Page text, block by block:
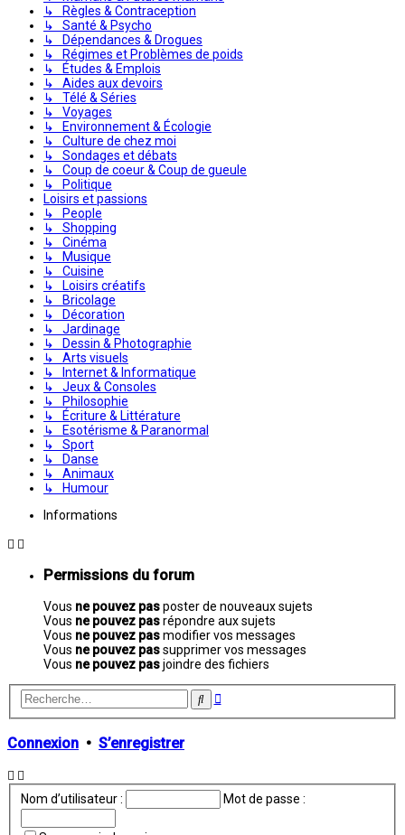
↳ Règles & Contraception
↳ Santé & Psycho
↳ Dépendances & Drogues
↳ Régimes et Problèmes de poids
↳ Études & Emplois
↳ Aides aux devoirs
↳ Télé & Séries
↳ Voyages
↳ Environnement & Écologie
↳ Culture de chez moi
↳ Sondages et débats
↳ Coup de coeur & Coup de gueule
↳ Politique
Loisirs et passions
↳ People
↳ Shopping
↳ Cinéma
↳ Musique
↳ Cuisine
↳ Loisirs créatifs
↳ Bricolage
↳ Décoration
↳ Jardinage
↳ Dessin & Photographie
↳ Arts visuels
↳ Internet & Informatique
↳ Jeux & Consoles
↳ Philosophie
↳ Écriture & Littérature
↳ Esotérisme & Paranormal
↳ Sport
↳ Danse
↳ Animaux
↳ Humour
Informations
Permissions du forum
Vous ne pouvez pasposter de nouveaux sujets
Vous ne pouvez pasrépondre aux sujets
Vous ne pouvez pasmodifier vos messages
Vous ne pouvez passupprimer vos messages
Vous ne pouvez pasjoindre des fichiers
Rechercher
Recherche
Connexion • S’enregistrer
Nom d’utilisateur : Mot de passe :